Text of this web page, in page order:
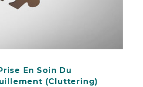
En Soin Du
(cluttering)